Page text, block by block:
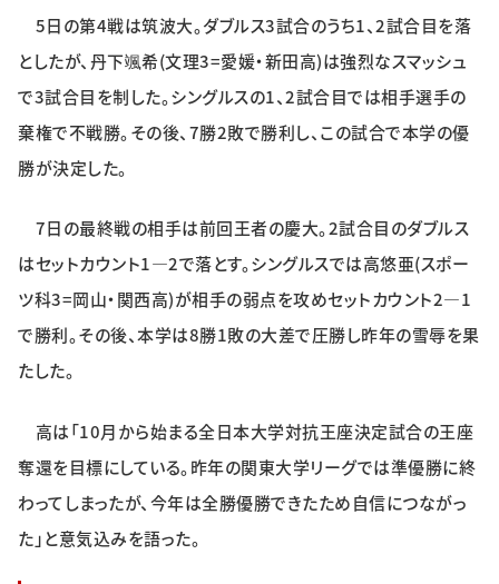
5日の第4戦は筑波大。ダブルス3試合のうち1、2試合目を落
としたが、丹下颯希(文理3=愛媛・新田高)は強烈なスマッシュ
で3試合目を制した。シングルスの1、2試合目では相手選手の
棄権で不戦勝。その後、7勝2敗で勝利し、この試合で本学の優
勝が決定した。
7日の最終戦の相手は前回王者の慶大。2試合目のダブルス
はセットカウント1―2で落とす。シングルスでは高悠亜(スポー
ツ科3=岡山・関西高)が相手の弱点を攻めセットカウント2―1
で勝利。その後、本学は8勝1敗の大差で圧勝し昨年の雪辱を果
たした。
高は「10月から始まる全日本大学対抗王座決定試合の王座
奪還を目標にしている。昨年の関東大学リーグでは準優勝に終
わってしまったが、今年は全勝優勝できたため自信につながっ
た」と意気込みを語った。